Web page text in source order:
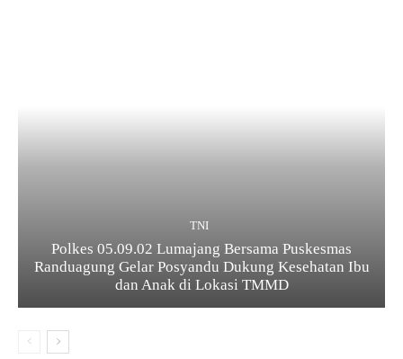
TNI
Polkes 05.09.02 Lumajang Bersama Puskesmas
Randuagung Gelar Posyandu Dukung Kesehatan Ibu
dan Anak di Lokasi TMMD